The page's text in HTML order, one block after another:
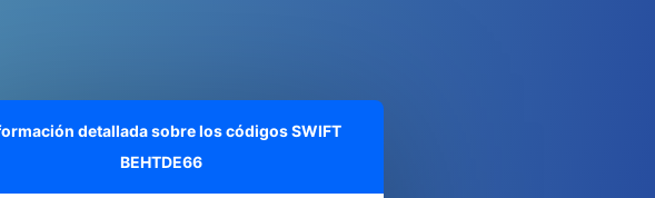
detallada sobre los códigos SWIFT
BEHTDE66